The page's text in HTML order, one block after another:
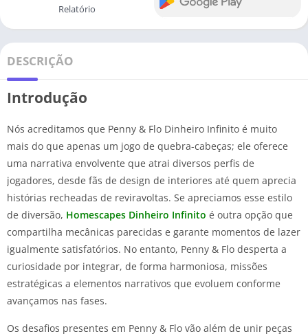
Relatório
DESCRIÇÃO
Introdução
Nós acreditamos que Penny & Flo Dinheiro Infinito é muito
mais do que apenas um jogo de quebra-cabeças; ele oferece
uma narrativa envolvente que atrai diversos perfis de
jogadores, desde fãs de design de interiores até quem aprecia
histórias recheadas de reviravoltas. Se apreciamos esse estilo
de diversão, Homescapes Dinheiro Infinito é outra opção que
compartilha mecânicas parecidas e garante momentos de lazer
igualmente satisfatórios. No entanto, Penny & Flo desperta a
curiosidade por integrar, de forma harmoniosa, missões
estratégicas a elementos narrativos que evoluem conforme
avançamos nas fases.
Os desafios presentes em Penny & Flo vão além de unir peças